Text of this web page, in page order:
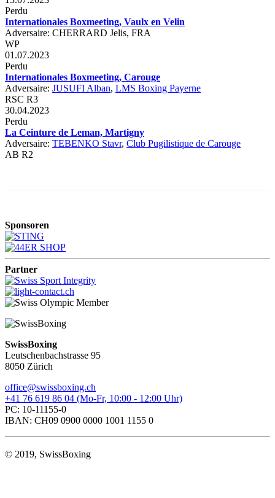
Perdu
Internationales Boxmeeting, Vaulx en Velin
Adversaire: CHERRARD Jelis, FRA
WP
01.07.2023
Perdu
Internationales Boxmeeting, Carouge
Adversaire: JUSUFI Alban, LMS Boxing Payerne
RSC R3
30.04.2023
Perdu
La Ceinture de Leman, Martigny
Adversaire: TEBENKO Stavr, Club Pugilistique de Carouge
AB R2
Sponsoren
Partner
SwissBoxing
Leutschenbachstrasse 95
8050 Zürich
office@swissboxing.ch
+41 76 619 86 04 (Mo-Fr, 10:00 - 12:00 Uhr)
PC: 10-11155-0
IBAN: CH09 0900 0000 1001 1155 0
© 2019, SwissBoxing